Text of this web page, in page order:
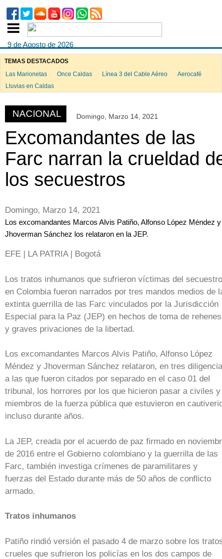
9 de Agosto de 2026
TEMAS DESTACADOS
Las Marionetas
Once Caldas Línea 3 del Cable Aéreo
Aerocafé
Lluvias en Caldas
NACIONAL Domingo, Marzo 14, 2021
Excomandantes de las
Farc narran la crueldad
los secuestros
Domingo, Marzo 14, 2021
Los excomandantes Marcos Alvis Patiño, Alfonso López Méndez y
Jhoverman Sánchez los relataron en la JEP.
EFE | LA PATRIA | Bogotá
Los tratos inhumanos que sufrieron víctimas del secuestro
en Colombia fueron narrados por tres mandos medios de
extinta guerrilla de las Farc vinculados por la Jurisdicción
Especial para la Paz (JEP) en hechos de toma de rehenes
y graves privaciones de la libertad.
Los excomandantes Marcos Alvis Patiño, Alfonso López
Méndez y Jhoverman Sánchez relataron, en tres
a las que fueron citados por separado en el caso 01 del
tribunal, los horrores por los que hicieron pasar a civiles y
miembros de la fuerza pública que estuvieron en
incluso durante años.
La JEP, creada por el acuerdo de paz firmado en
de 2016 entre el Gobierno colombiano y la guerrilla de las
Farc, también investiga crímenes de paramilitares y
fuerzas del Estado durante más de 50 años de conflicto
armado.
Tratos inhumanos
Patiño rindió versión el pasado 4 de marzo sobre los
crueles que sufrieron los policías en los dos campos de